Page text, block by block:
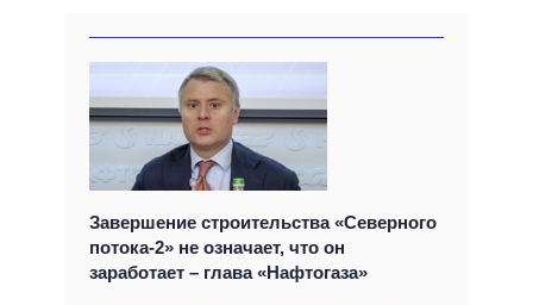
Завершение строительства «Северного
потока-2» не означает, что он
заработает – глава «Нафтогаза»